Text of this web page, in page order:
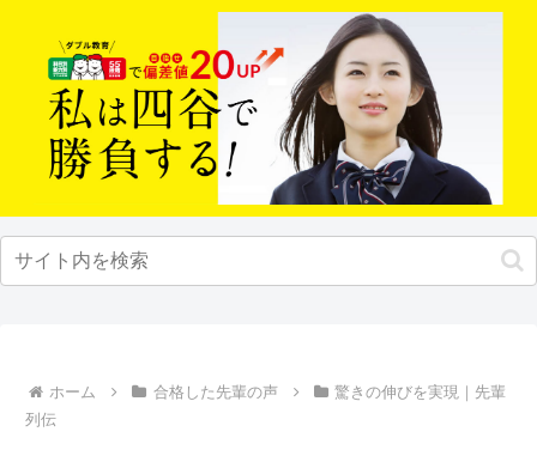
ホーム 合格した先輩の声
驚きの伸びを実現｜先輩
列伝